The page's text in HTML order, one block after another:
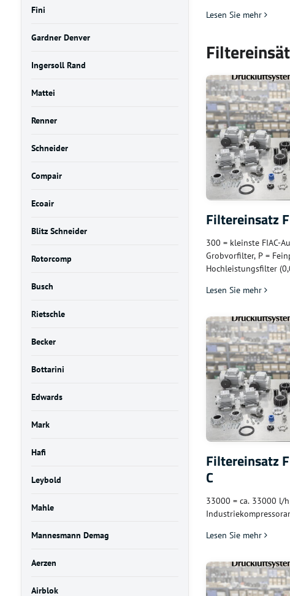
Luftdurchflussmenge
Lesen Sie mehr
Filtereinsatz
300 = kleinste FIAC-
Grobvorfilter, P =
Hochleistungsfilter
1000 l/h
Lesen Sie mehr
Filtereinsatz
C
33000 = ca. 33000 l/
Lesen Sie mehr
Fini
Gardner Denver
Ingersoll Rand
Mattei
Renner
Schneider
Compair
Ecoair
Blitz Schneider
Rotorcomp
Busch
Rietschle
Becker
Bottarini
Edwards
Mark
Hafi
Leybold
Mahle
Mannesmann Demag
Aerzen
Airblok